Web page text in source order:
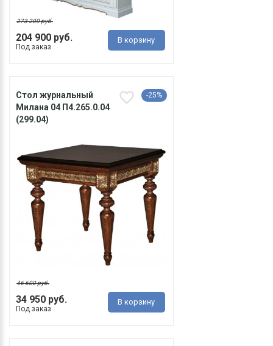
204 900 руб.
273 200 руб.
Под заказ
В корзину
Стол журнальный
Милана 04 П4.265.0.04
(299.04)
-25%
34 950 руб.
46 600 руб.
Под заказ
В корзину